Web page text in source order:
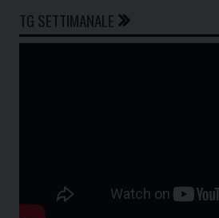
TG SETTIMANALE